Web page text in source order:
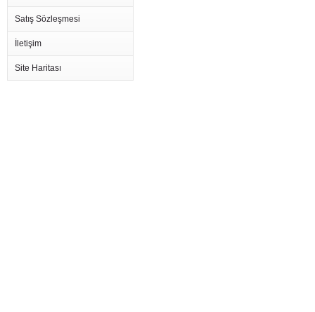
Satış Sözleşmesi
İletişim
Site Haritası